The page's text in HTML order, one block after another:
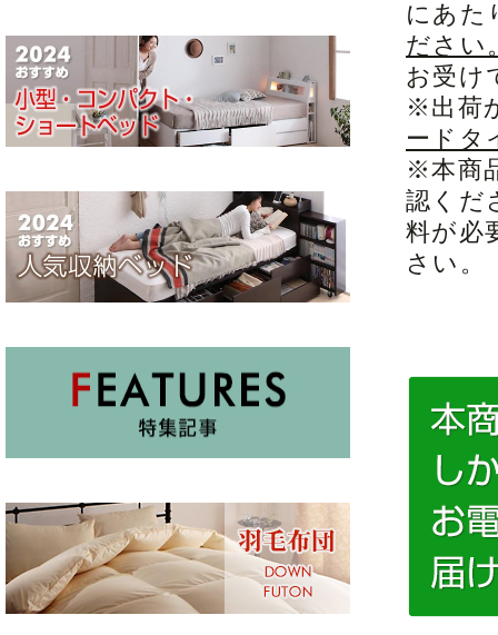
にあた
ださい
お受け
※出荷
ードタ
※本商
認くだ
料が必
さい。